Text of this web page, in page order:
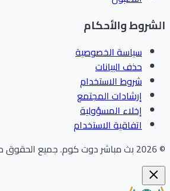
والأحكام
سياسة الخصوصية
حذف البيانات
شروط الاستخدام
إرشادات المجتمع
إخلاء المسؤولية
اتفاقية الاستخدام
بث مباشر دوت كوم.جميع الحقوق